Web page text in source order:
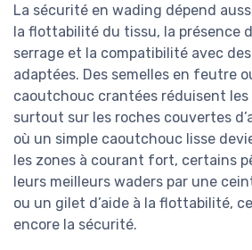
La sécurité en wading dépend
la flottabilité du tissu, la présence
serrage et la compatibilité avec
adaptées. Des semelles en feutre
caoutchouc crantées réduisent les
surtout sur les roches couvertes
où un simple caoutchouc lisse
les zones à courant fort, certains
leurs meilleurs waders par une
ou un gilet d’aide à la flottabilité,
encore la sécurité.